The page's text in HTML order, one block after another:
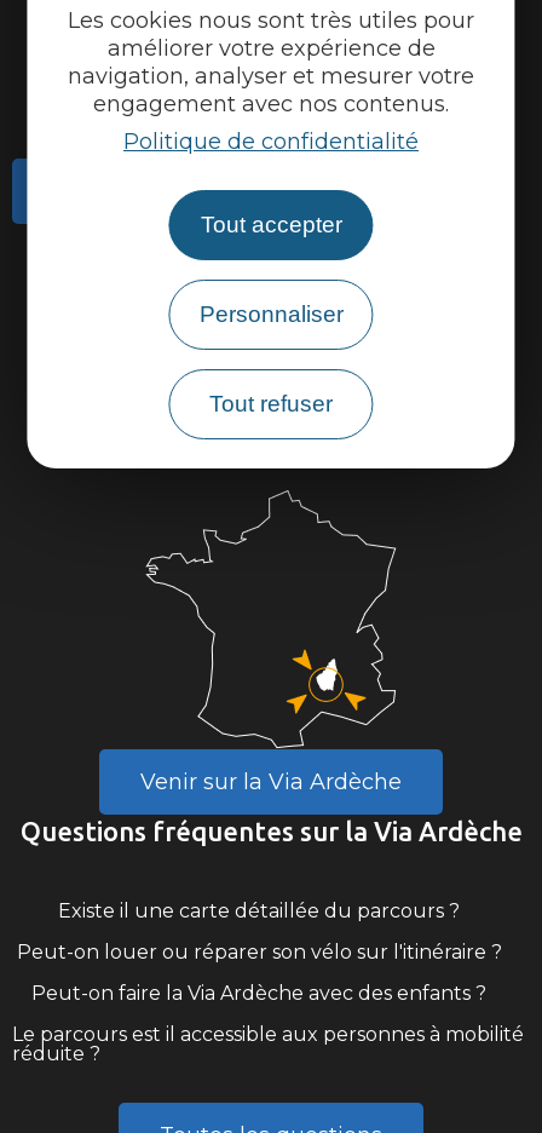
Les cookies nous sont très utiles pour
améliorer votre expérience de
navigation, analyser et mesurer votre
engagement avec nos contenus.
Politique de confidentialité
Tout accepter
Personnaliser
Tout refuser
Contactez-nous
Météo
Marque Accueil Vélo
Espace presse
Espace pro
Venir sur la Via Ardèche
Questions fréquentes sur la Via Ardèche
Existe il une carte détaillée du parcours ?
Peut-on louer ou réparer son vélo sur l'itinéraire ?
Peut-on faire la Via Ardèche avec des enfants ?
Le parcours est il accessible aux personnes à mobilité
réduite ?